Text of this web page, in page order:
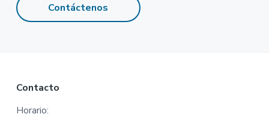
Contáctenos
Footer
Contacto
Horario: